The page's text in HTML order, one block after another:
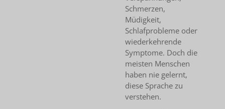
Schmerzen,
Müdigkeit,
Schlafprobleme oder
wiederkehrende
Symptome. Doch die
meisten Menschen
haben nie gelernt,
diese Sprache zu
verstehen.